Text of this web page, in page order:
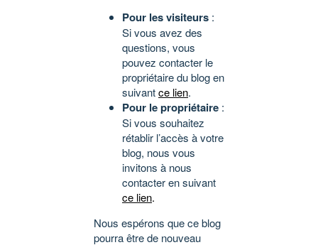
Pour les visiteurs :
Si vous avez des
questions, vous
pouvez contacter le
propriétaire du blog en
suivantce lien.
Pour le propriétaire :
Si vous souhaitez
rétablir l’accès à votre
blog, nous vous
invitons à nous
contacter en suivant
ce lien.
Nous espérons que ce blog
pourra être de nouveau